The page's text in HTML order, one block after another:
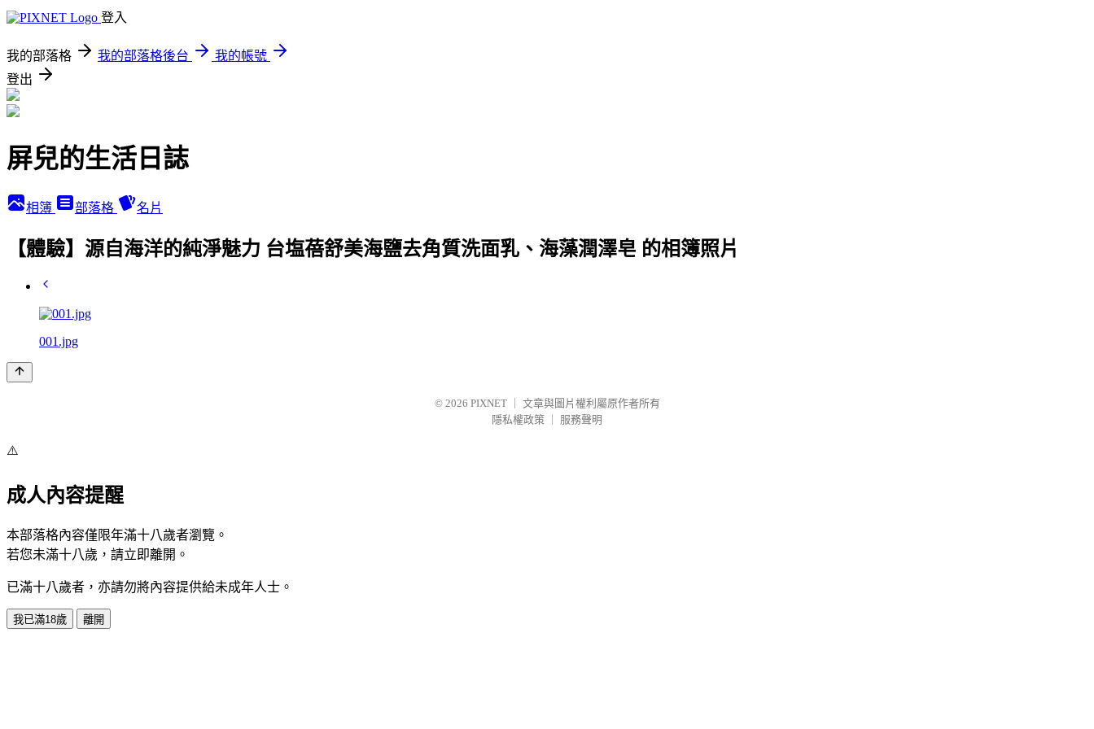
登入
我的部落格 我的部落格後台
我的帳號
登出
屏兒的生活日誌
相簿 部落格 名片
【體驗】源自海洋的純淨魅力 台塩蓓舒美海鹽去角質洗面乳、海藻潤澤皂 的相簿照片
001.jpg
© 2026 PIXNET
文章與圖片權利屬原作者所有
隱私權政策
服務聲明
⚠️
成人內容提醒
本部落格內容僅限年滿十八歲者瀏覽。
若您未滿十八歲，請立即離開。
已滿十八歲者，亦請勿將內容提供給未成年人士。
我已滿18歲 離開